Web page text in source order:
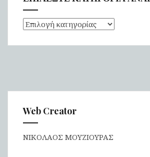
ΕΠΙΛΕΞΤΕ
ΑΝΑΡΤΗΣΗΣ
Web Creator
ΝΙΚΟΛΑΟΣ ΜΟΥΖΙΟΥΡΑΣ